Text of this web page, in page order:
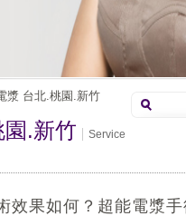
漿 台北.桃園.新竹
.新竹 Service
效果如何？超能電漿手